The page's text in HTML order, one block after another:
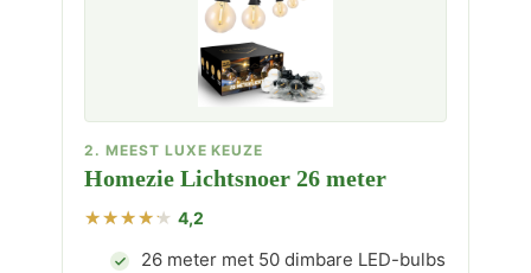
2. MEEST LUXE KEUZE
Homezie Lichtsnoer 26 meter
4,2
26 meter met 50 dimbare LED-bulbs